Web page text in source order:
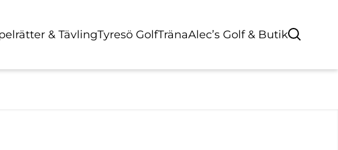
& TävlingTyresö GolfTränaAlec’s Golf & Butik